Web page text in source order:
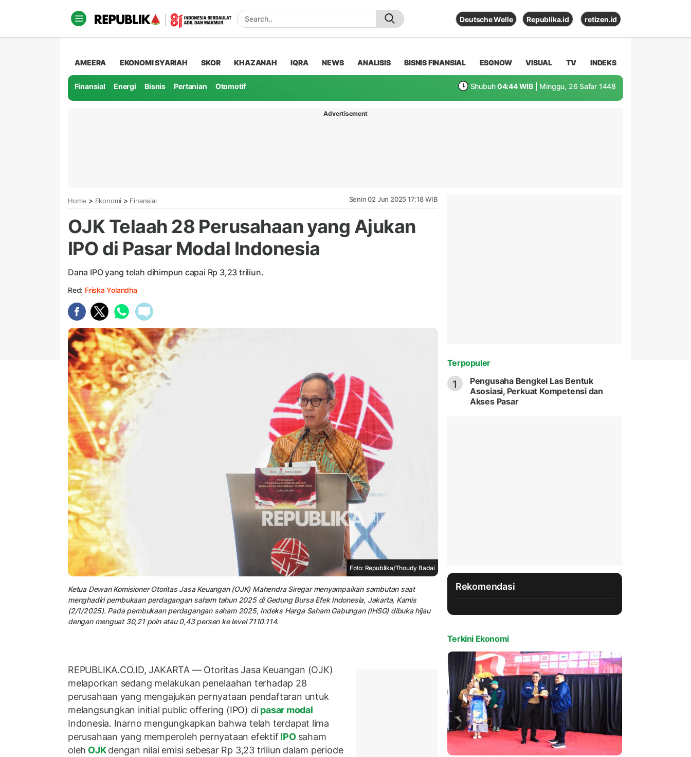
Deutsche Welle Republika.id retizen.id
AMEERA EKONOMI SYARIAH SKOR KHAZANAH IQRA NEWS ANALISIS BISNIS FINANSIAL ESGNOW VISUAL TV INDEKS
Finansial Energi Bisnis Pertanian Otomotif Shubuh 04:44 WIB | Minggu, 26 Safar 1448
Advertisement
Home > Ekonomi > Finansial Senin 02 Jun 2025 17:18 WIB
OJK Telaah 28 Perusahaan yang Ajukan
IPO di Pasar Modal Indonesia
Dana IPO yang telah dihimpun capai Rp 3,23 triliun.
Red: Friska Yolandha
Foto: Republika/Thoudy Badai
Ketua Dewan Komisioner Otoritas Jasa Keuangan (OJK) Mahendra Siregar menyampaikan sambutan saat
menghadiri pembukaan perdagangan saham tahun 2025 di Gedung Bursa Efek Indonesia, Jakarta, Kamis
(2/1/2025). Pada pembukaan perdagangan saham 2025, Indeks Harga Saham Gabungan (IHSG) dibuka hijau
dengan menguat 30,21 poin atau 0,43 persen ke level 7110.114.
REPUBLIKA.CO.ID, JAKARTA — Otoritas Jasa Keuangan (OJK)
melaporkan sedang melakukan penelaahan terhadap 28
perusahaan yang mengajukan pernyataan pendaftaran untuk
melangsungkan initial public offering (IPO) dipasar modal
Indonesia. Inarno mengungkapkan bahwa telah terdapat lima
perusahaan yang memperoleh pernyataan efektif IPO saham
oleh OJKdengan nilai emisi sebesar Rp 3,23 triliun dalam periode
Terpopuler
1
Pengusaha Bengkel Las Bentuk
Asosiasi, Perkuat Kompetensi dan
Akses Pasar
Rekomendasi
Terkini Ekonomi